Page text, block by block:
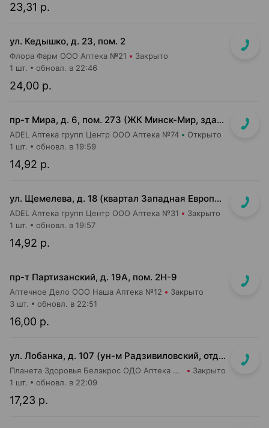
23,31 р.
ул. Кедышко, д. 23, пом. 2
Флора Фарм ООО Аптека №21 Закрыто
24,00 р.
1 шт. обновл. в 22:46
пр-т Мира, д. 6, пом. 273 (ЖК Минск-Мир, здание Сочи)
ADEL Аптека групп Центр ООО Аптека №74 Открыто
14,92 р.
1 шт. обновл. в 19:59
ул. Щемелева, д. 18 (квартал Западная Европа, д. Амстердам)
ADEL Аптека групп Центр ООО Аптека №31 Закрыто
14,92 р.
1 шт. обновл. в 19:57
пр-т Партизанский, д. 19А, пом. 2Н-9
Аптечное Дело ООО Наша Аптека №12 Закрыто
16,00 р.
3 шт. обновл. в 22:51
ул. Лобанка, д. 107 (ун-м Радзивиловский, отдельный вход с улицы)
Планета Здоровья Белэкрос ОДО Аптека №4 Закрыто
17,23 р.
1 шт. обновл. в 22:09